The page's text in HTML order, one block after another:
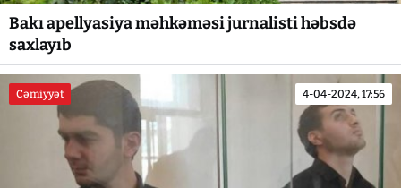
Bakı apellyasiya məhkəməsi jurnalisti həbsdə
saxlayıb
Cəmiyyət 4-04-2024, 17:56